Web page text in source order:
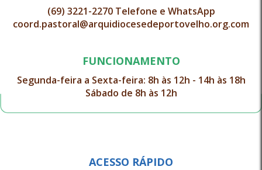
(69) 3221-2270 Telefone e WhatsApp
coord.pastoral@arquidiocesedeportovelho.org.com
FUNCIONAMENTO
Segunda-feira a Sexta-feira: 8h às 12h - 14h às 18h
Sábado de 8h às 12h
ACESSO RÁPIDO